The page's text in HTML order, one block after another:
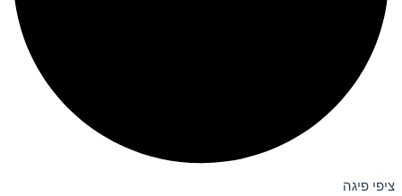
ציפי פיגה